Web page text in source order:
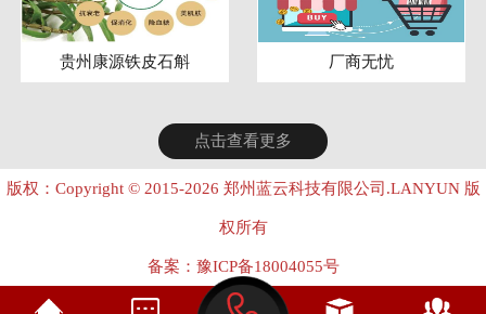
贵州康源铁皮石斛 厂商无忧
点击查看更多
版权：Copyright © 2015-2026 郑州蓝云科技有限公司.LANYUN 版
权所有
备案： 豫ICP备18004055号